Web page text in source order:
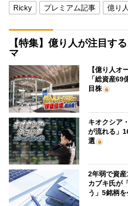
Ricky プレミアム記事 億り人
【特集】億り人が注目す
マ
【億り人オ
「総資産
目株
キオクシア
が流れる」
選
2年弱で資
カブキ氏が
う」5銘柄を